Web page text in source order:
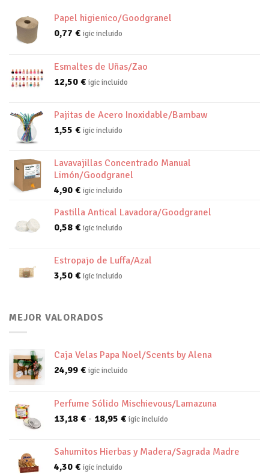
Papel higienico/Goodgranel
0,77 € igic incluido
Esmaltes de Uñas/Zao
12,50 € igic incluido
Pajitas de Acero Inoxidable/Bambaw
1,55 € igic incluido
Lavavajillas Concentrado Manual
Limón/Goodgranel
4,90 € igic incluido
Pastilla Antical Lavadora/Goodgranel
0,58 € igic incluido
Estropajo de Luffa/Azal
3,50 € igic incluido
MEJOR VALORADOS
Caja Velas Papa Noel/Scents by Alena
24,99 € igic incluido
Perfume Sólido Mischievous/Lamazuna
13,18 € - 18,95 €Rango
desde
igic incluido
Sahumitos Hierbas y Madera/Sagrada Madre
4,30 € igic incluido